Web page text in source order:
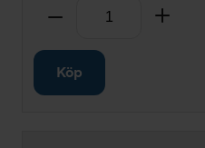
Ta bort
Köp